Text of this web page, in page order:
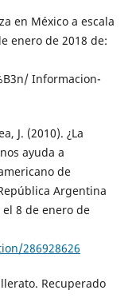
en México a escala
enero de 2018 de:
Informacion-
J. (2010). ¿La
ayuda a
de
Argentina
8 de enero de
286928626
Recuperado